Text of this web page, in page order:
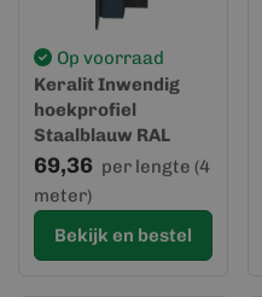
Op voorraad
Keralit Inwendig
hoekprofiel
Staalblauw RAL
5011 (2827)
69,36 per lengte (4
meter)
Bekijk en bestel